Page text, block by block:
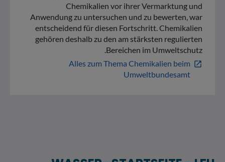
Chemikalien vor ihrer Vermarktung und
Anwendung zu untersuchen und zu bewerten, war
entscheidend für diesen Fortschritt. Chemikalien
gehören deshalb zu den am stärksten regulierten
Bereichen im Umweltschutz.
open_in_new
Alles zum Thema Chemikalien beim
Umweltbundesamt